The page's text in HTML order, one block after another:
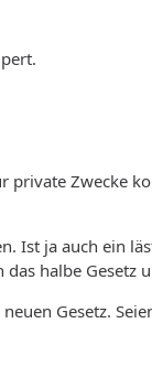
private Zwecke
Ist ja auch ein
halbe Gesetz
Gesetz.